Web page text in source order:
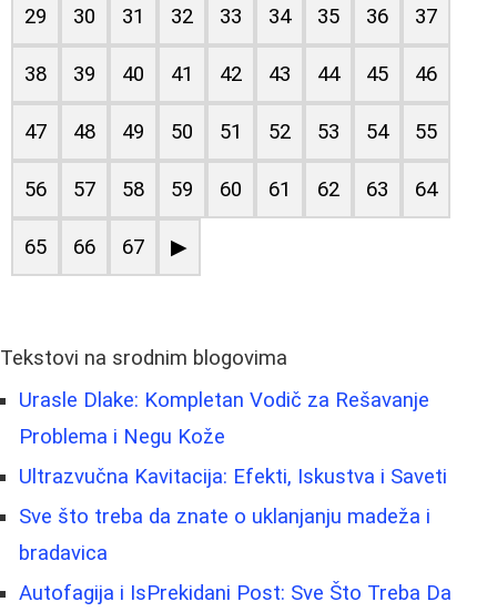
29 30 31 32 33 34 35 36 37
38 39 40 41 42 43 44 45 46
47 48 49 50 51 52 53 54 55
56 57 58 59 60 61 62 63 64
65 66 67 ▶
Tekstovi na srodnim blogovima
Urasle Dlake: Kompletan Vodič za Rešavanje
Problema i Negu Kože
Ultrazvučna Kavitacija: Efekti, Iskustva i Saveti
Sve što treba da znate o uklanjanju madeža i
bradavica
Autofagija i IsPrekidani Post: Sve Što Treba Da